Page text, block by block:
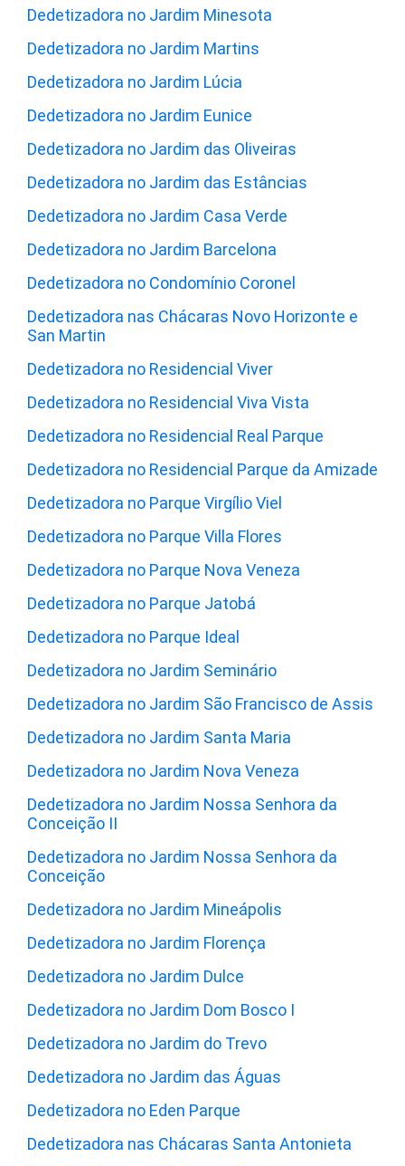
Dedetizadora no Jardim Minesota
Dedetizadora no Jardim Martins
Dedetizadora no Jardim Lúcia
Dedetizadora no Jardim Eunice
Dedetizadora no Jardim das Oliveiras
Dedetizadora no Jardim das Estâncias
Dedetizadora no Jardim Casa Verde
Dedetizadora no Jardim Barcelona
Dedetizadora no Condomínio Coronel
Dedetizadora nas Chácaras Novo Horizonte e
San Martin
Dedetizadora no Residencial Viver
Dedetizadora no Residencial Viva Vista
Dedetizadora no Residencial Real Parque
Dedetizadora no Residencial Parque da Amizade
Dedetizadora no Parque Virgílio Viel
Dedetizadora no Parque Villa Flores
Dedetizadora no Parque Nova Veneza
Dedetizadora no Parque Jatobá
Dedetizadora no Parque Ideal
Dedetizadora no Jardim Seminário
Dedetizadora no Jardim São Francisco de Assis
Dedetizadora no Jardim Santa Maria
Dedetizadora no Jardim Nova Veneza
Dedetizadora no Jardim Nossa Senhora da
Conceição II
Dedetizadora no Jardim Nossa Senhora da
Conceição
Dedetizadora no Jardim Mineápolis
Dedetizadora no Jardim Florença
Dedetizadora no Jardim Dulce
Dedetizadora no Jardim Dom Bosco I
Dedetizadora no Jardim do Trevo
Dedetizadora no Jardim das Águas
Dedetizadora no Eden Parque
Dedetizadora nas Chácaras Santa Antonieta